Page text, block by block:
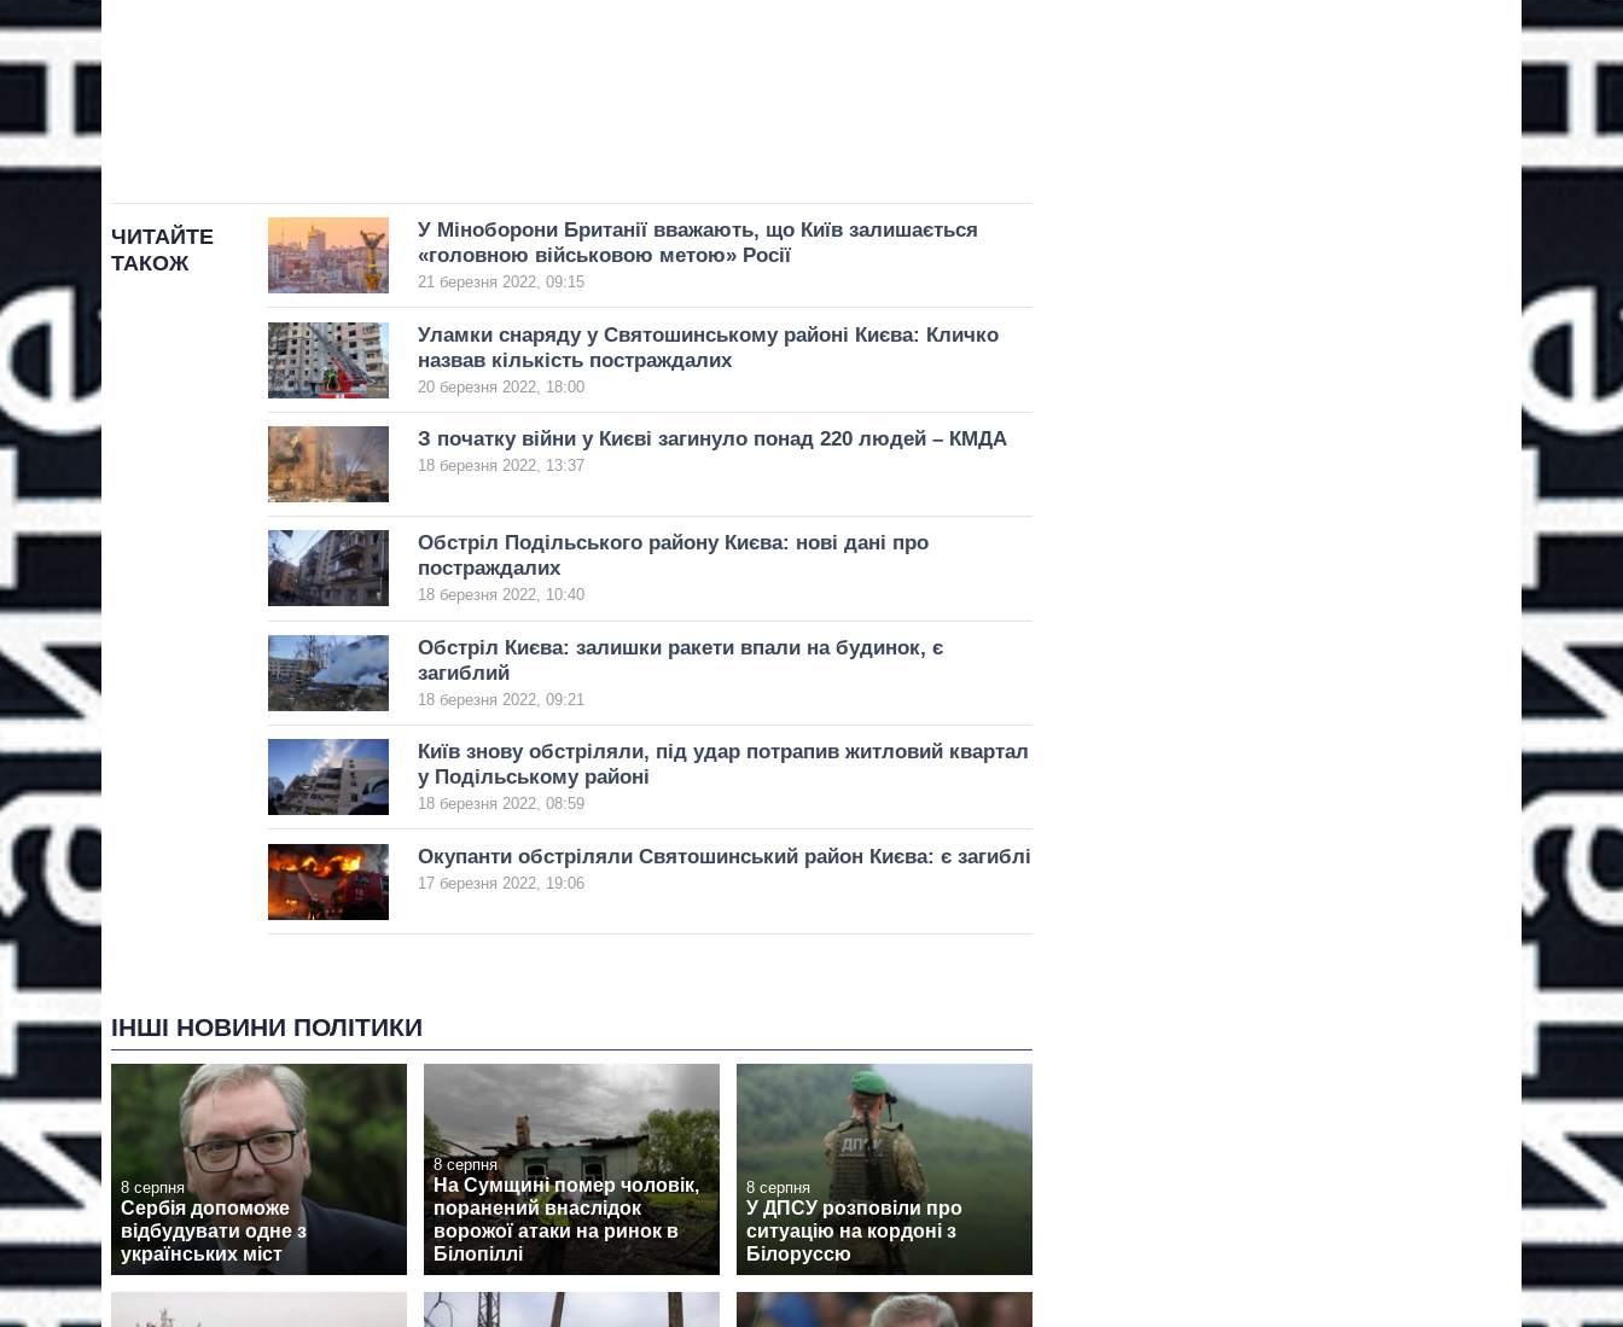
ЧИТАЙТЕ
ТАКОЖ
У Міноборони Британії вважають, що Київ залишається
«головною військовою метою» Росії
21 березня 2022, 09:15
Уламки снаряду у Святошинському районі Києва: Кличко
назвав кількість постраждалих
20 березня 2022, 18:00
З початку війни у Києві загинуло понад 220 людей – КМДА
18 березня 2022, 13:37
Обстріл Подільського району Києва: нові дані про
постраждалих
18 березня 2022, 10:40
Обстріл Києва: залишки ракети впали на будинок, є
загиблий
18 березня 2022, 09:21
Київ знову обстріляли, під удар потрапив житловий квартал
у Подільському районі
18 березня 2022, 08:59
Окупанти обстріляли Святошинський район Києва: є загиблі
17 березня 2022, 19:06
ІНШІ НОВИНИ ПОЛІТИКИ
8 серпня
Сербія допоможе
відбудувати одне з
українських міст
8 серпня
На Сумщині помер чоловік,
поранений внаслідок
ворожої атаки на ринок в
Білопіллі
8 серпня
У ДПСУ розповіли про
ситуацію на кордоні з
Білоруссю